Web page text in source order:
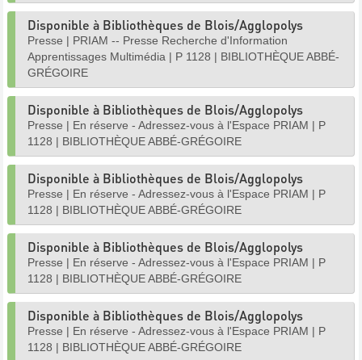
Disponible à Bibliothèques de Blois/Agglopolys
Presse | PRIAM -- Presse Recherche d'Information
Apprentissages Multimédia | P 1128 | BIBLIOTHÈQUE ABBÉ-
GRÉGOIRE
Disponible à Bibliothèques de Blois/Agglopolys
Presse | En réserve - Adressez-vous à l'Espace PRIAM | P
1128 | BIBLIOTHÈQUE ABBÉ-GRÉGOIRE
Disponible à Bibliothèques de Blois/Agglopolys
Presse | En réserve - Adressez-vous à l'Espace PRIAM | P
1128 | BIBLIOTHÈQUE ABBÉ-GRÉGOIRE
Disponible à Bibliothèques de Blois/Agglopolys
Presse | En réserve - Adressez-vous à l'Espace PRIAM | P
1128 | BIBLIOTHÈQUE ABBÉ-GRÉGOIRE
Disponible à Bibliothèques de Blois/Agglopolys
Presse | En réserve - Adressez-vous à l'Espace PRIAM | P
1128 | BIBLIOTHÈQUE ABBÉ-GRÉGOIRE